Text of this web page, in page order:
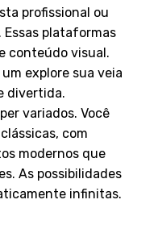
profissional ou
plataformas
conteúdo visual.
explore sua veia
divertida.
variados. Você
com
modernos que
As possibilidades
infinitas.